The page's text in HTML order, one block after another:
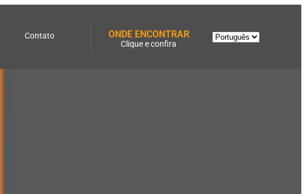
Contato ONDE ENCONTRAR
Clique e confira